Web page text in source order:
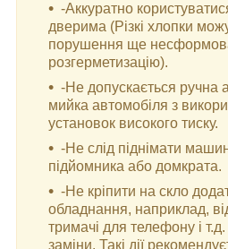
-Аккуратно
дверима (Різкі хлопки
порушення ще
розгерметизацію).
-Не допускається ручна
мийка автомобіля з
установок високого тиску.
-Не слід піднімати
підйомника або домкрата.
-Не кріпити на скло
обладнання, наприклад,
тримачі для телефону і т.д.
заміни. Такі дії